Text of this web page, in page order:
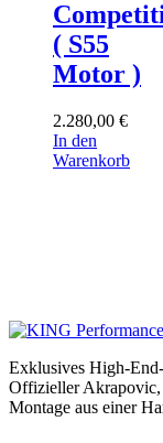
( S55
Motor )
2.280,00 €
In den
Warenkorb
Exklusives High-
Offizieller
Montage aus einer